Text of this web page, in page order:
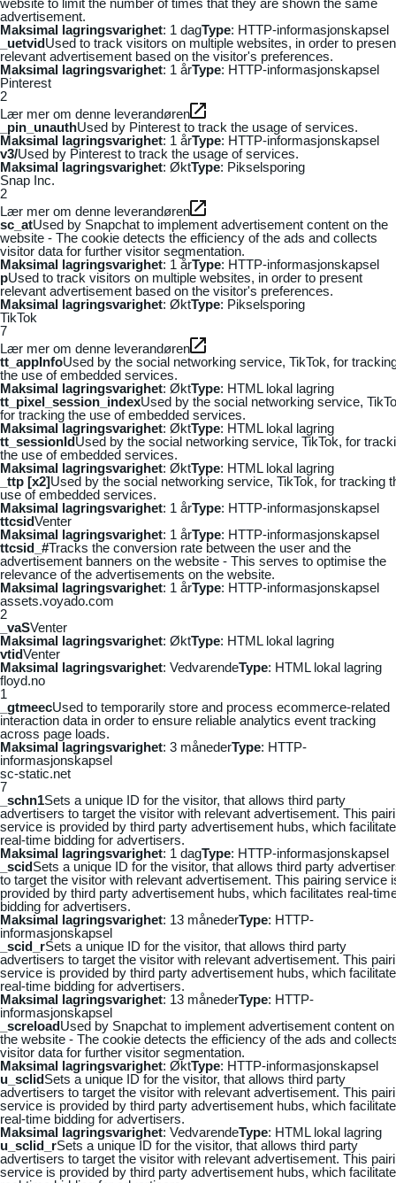
advertisement.
Maksimal lagringsvarighet: 1 dagType: HTTP-informasjonskapsel
_uetvidUsed to track visitors on multiple websites, in order to
relevant advertisement based on the visitor's preferences.
Maksimal lagringsvarighet: 1 årType: HTTP-informasjonskapsel
Pinterest
2
Lær mer om denne leverandøren
_pin_unauthUsed by Pinterest to track the usage of services.
Maksimal lagringsvarighet: 1 årType: HTTP-informasjonskapsel
v3/Used by Pinterest to track the usage of services.
Maksimal lagringsvarighet: ØktType: Pikselsporing
Snap Inc.
2
Lær mer om denne leverandøren
sc_atUsed by Snapchat to implement advertisement content on the
website - The cookie detects the efficiency of the ads and collects
visitor data for further visitor segmentation.
Maksimal lagringsvarighet: 1 årType: HTTP-informasjonskapsel
pUsed to track visitors on multiple websites, in order to present
relevant advertisement based on the visitor's preferences.
Maksimal lagringsvarighet: ØktType: Pikselsporing
TikTok
7
Lær mer om denne leverandøren
tt_appInfoUsed by the social networking service, TikTok, for
the use of embedded services.
Maksimal lagringsvarighet: ØktType: HTML lokal lagring
tt_pixel_session_indexUsed by the social networking service,
for tracking the use of embedded services.
Maksimal lagringsvarighet: ØktType: HTML lokal lagring
tt_sessionIdUsed by the social networking service, TikTok, for
the use of embedded services.
Maksimal lagringsvarighet: ØktType: HTML lokal lagring
_ttp [x2]Used by the social networking service, TikTok, for tracking
use of embedded services.
Maksimal lagringsvarighet: 1 årType: HTTP-informasjonskapsel
ttcsidVenter
Maksimal lagringsvarighet: 1 årType: HTTP-informasjonskapsel
ttcsid_#Tracks the conversion rate between the user and the
advertisement banners on the website - This serves to optimise the
relevance of the advertisements on the website.
Maksimal lagringsvarighet: 1 årType: HTTP-informasjonskapsel
assets.voyado.com
2
_vaSVenter
Maksimal lagringsvarighet: ØktType: HTML lokal lagring
vtidVenter
Maksimal lagringsvarighet: VedvarendeType: HTML lokal lagring
floyd.no
1
_gtmeecUsed to temporarily store and process ecommerce-related
interaction data in order to ensure reliable analytics event tracking
across page loads.
Maksimal lagringsvarighet: 3 månederType: HTTP-
informasjonskapsel
sc-static.net
7
_schn1Sets a unique ID for the visitor, that allows third party
advertisers to target the visitor with relevant advertisement. This
service is provided by third party advertisement hubs, which
real-time bidding for advertisers.
Maksimal lagringsvarighet: 1 dagType: HTTP-informasjonskapsel
_scidSets a unique ID for the visitor, that allows third party
to target the visitor with relevant advertisement. This pairing service
provided by third party advertisement hubs, which facilitates real-
bidding for advertisers.
Maksimal lagringsvarighet: 13 månederType: HTTP-
informasjonskapsel
_scid_rSets a unique ID for the visitor, that allows third party
advertisers to target the visitor with relevant advertisement. This
service is provided by third party advertisement hubs, which
real-time bidding for advertisers.
Maksimal lagringsvarighet: 13 månederType: HTTP-
informasjonskapsel
_screloadUsed by Snapchat to implement advertisement content on
the website - The cookie detects the efficiency of the ads and
visitor data for further visitor segmentation.
Maksimal lagringsvarighet: ØktType: HTTP-informasjonskapsel
u_sclidSets a unique ID for the visitor, that allows third party
advertisers to target the visitor with relevant advertisement. This
service is provided by third party advertisement hubs, which
real-time bidding for advertisers.
Maksimal lagringsvarighet: VedvarendeType: HTML lokal lagring
u_sclid_rSets a unique ID for the visitor, that allows third party
advertisers to target the visitor with relevant advertisement. This
service is provided by third party advertisement hubs, which